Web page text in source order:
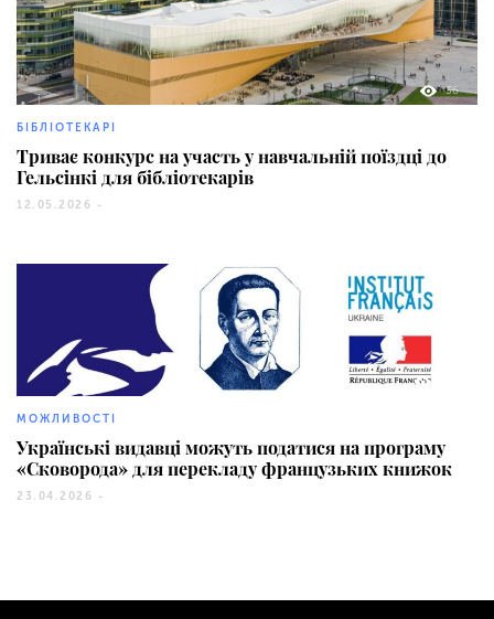
36
БІБЛІОТЕКАРІ
Триває конкурс на участь у навчальній поїздці до
Гельсінкі для бібліотекарів
12.05.2026 -
МОЖЛИВОСТІ
Українські видавці можуть податися на програму
«Сковорода» для перекладу французьких книжок
23.04.2026 -